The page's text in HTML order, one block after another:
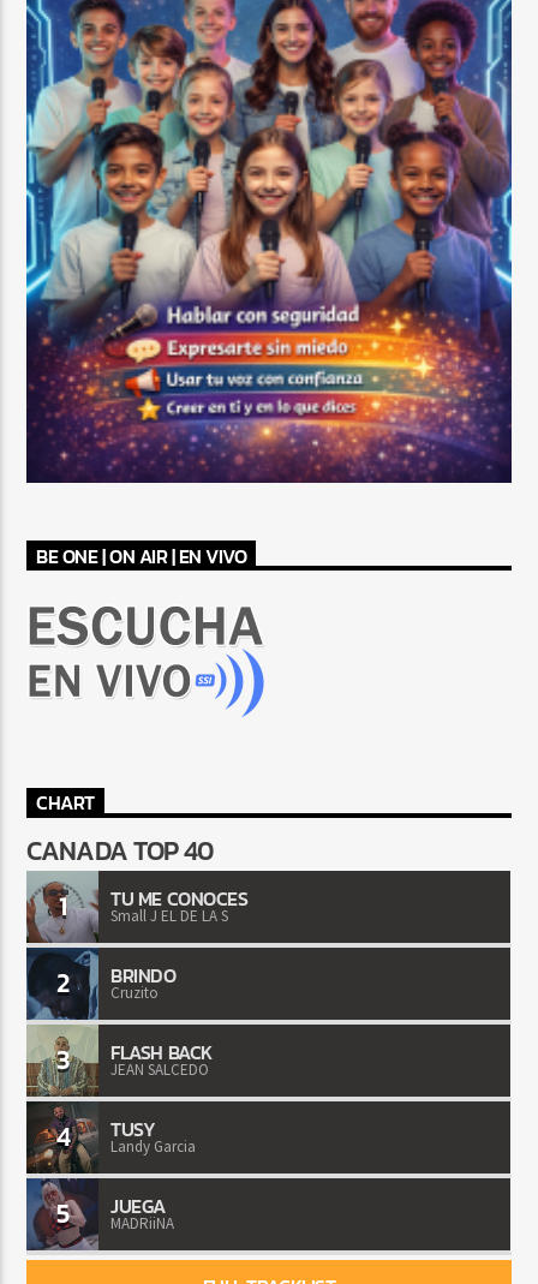
BE ONE | ON AIR | EN VIVO
CHART
CANADA TOP 40
1 TU ME CONOCES
Small J EL DE LA S
2 BRINDO
Cruzito
3 FLASH BACK
JEAN SALCEDO
4 TUSY
Landy Garcia
5 JUEGA
MADRiiNA